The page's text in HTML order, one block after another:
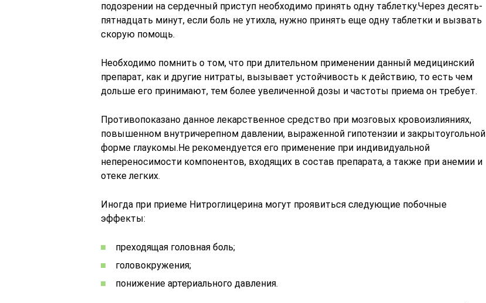
подозрении на сердечный приступ необходимо принять одну таблетку.Через десять-
пятнадцать минут, если боль не утихла, нужно принять еще одну таблетки и вызвать
скорую помощь.
Необходимо помнить о том, что при длительном применении данный медицинский
препарат, как и другие нитраты, вызывает устойчивость к действию, то есть чем
дольше его принимают, тем более увеличенной дозы и частоты приема он требует.
Противопоказано данное лекарственное средство при мозговых кровоизлияниях,
повышенном внутричерепном давлении, выраженной гипотензии и закрытоугольной
форме глаукомы.Не рекомендуется его применение при индивидуальной
непереносимости компонентов, входящих в состав препарата, а также при анемии и
отеке легких.
Иногда при приеме Нитроглицерина могут проявиться следующие побочные
эффекты:
преходящая головная боль;
головокружения;
понижение артериального давления.